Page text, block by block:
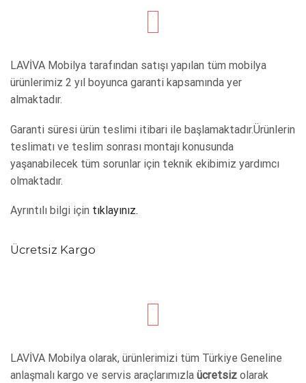
LAVİVA Mobilya tarafından satışı yapılan tüm mobilya
ürünlerimiz 2 yıl boyunca garanti kapsamında yer
almaktadır.
Garanti süresi ürün teslimi itibari ile başlamaktadır.Ürünlerin
teslimatı ve teslim sonrası montajı konusunda
yaşanabilecek tüm sorunlar için teknik ekibimiz yardımcı
olmaktadır.
Ayrıntılı bilgi için tıklayınız.
Ücretsiz Kargo
LAVİVA Mobilya olarak, ürünlerimizi tüm Türkiye Geneline
anlaşmalı kargo ve servis araçlarımızla ücretsiz olarak